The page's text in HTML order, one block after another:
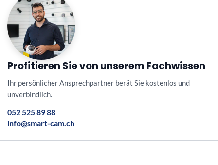
Profitieren Sie von unserem Fachwissen
Ihr persönlicher Ansprechpartner berät Sie kostenlos und
unverbindlich.
052 525 89 88
info@smart-cam.ch